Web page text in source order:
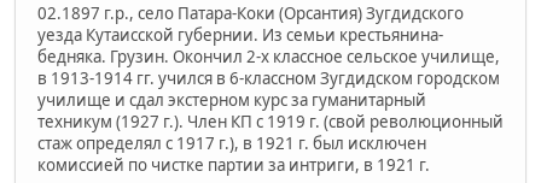
02.1897 г.р., село Патара-Коки (Орсантия) Зугдидского
уезда Кутаисской губернии. Из семьи крестьянина-
бедняка. Грузин. Окончил 2-х классное сельское училище,
в 1913-1914 гг. учился в 6-классном Зугдидском городском
училище и сдал экстерном курс за гуманитарный
техникум (1927 г.). Член КП с 1919 г. (свой революционный
стаж определял с 1917 г.), в 1921 г. был исключен
комиссией по чистке партии за интриги, в 1921 г.